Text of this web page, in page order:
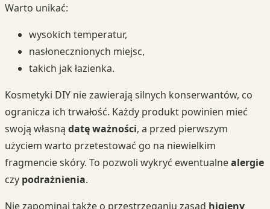
Warto unikać:
wysokich temperatur,
nasłonecznionych miejsc,
takich jak łazienka.
Kosmetyki DIY nie zawierają silnych konserwantów, co
ogranicza ich trwałość. Każdy produkt powinien mieć
swoją własną datę ważności, a przed pierwszym
użyciem warto przetestować go na niewielkim
fragmencie skóry. To pozwoli wykryć ewentualnealergie
czy podrażnienia.
Nie zapominaj także o przestrzeganiu zasad higieny